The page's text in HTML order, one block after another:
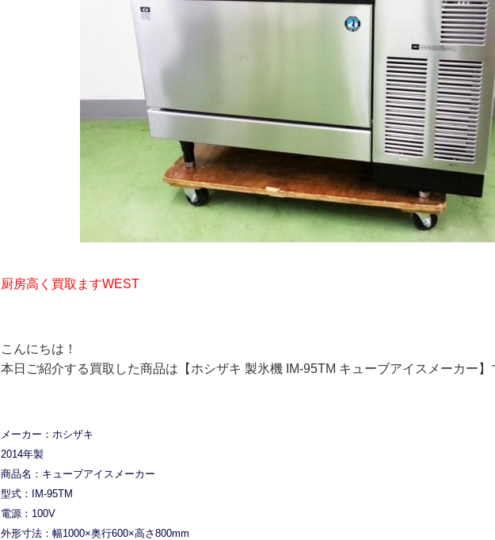
厨房高く買取ますWEST
こんにちは！
本日ご紹介する買取した商品は【ホシザキ 製氷機 IM-95TM キューブアイスメーカー】
メーカー：ホシザキ
2014年製
商品名：キューブアイスメーカー
型式：IM-95TM
電源：100V
外形寸法：幅1000×奥行600×高さ800mm